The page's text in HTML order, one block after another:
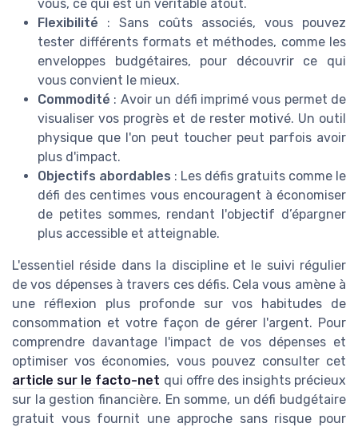
vous, ce qui est un véritable atout.
Flexibilité : Sans coûts associés, vous pouvez
tester différents formats et méthodes, comme les
enveloppes budgétaires, pour découvrir ce qui
vous convient le mieux.
Commodité : Avoir un défi imprimé vous permet de
visualiser vos progrès et de rester motivé. Un outil
physique que l'on peut toucher peut parfois avoir
plus d'impact.
Objectifs abordables : Les défis gratuits comme le
défi des centimes vous encouragent à économiser
de petites sommes, rendant l'objectif d’épargner
plus accessible et atteignable.
L'essentiel réside dans la discipline et le suivi régulier
de vos dépenses à travers ces défis. Cela vous amène à
une réflexion plus profonde sur vos habitudes de
consommation et votre façon de gérer l'argent. Pour
comprendre davantage l'impact de vos dépenses et
optimiser vos économies, vous pouvez consulter cet
article sur le facto-net qui offre des insights précieux
sur la gestion financière. En somme, un défi budgétaire
gratuit vous fournit une approche sans risque pour